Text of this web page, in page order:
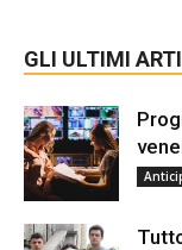
GLI ULTIMI